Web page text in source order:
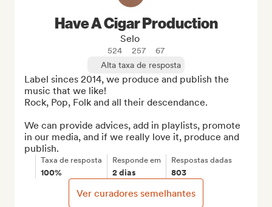
Have A Cigar Production
Selo
524 257
67
Alta taxa de resposta
Label sinces 2014, we produce and publish the
music that we like!
Rock, Pop, Folk and all their descendance.
We can provide advices, add in playlists, promote
in our media, and if we really love it, produce and
publish.
Taxa de resposta
100%
Responde em
2 dias
Respostas dadas
803
Ver curadores semelhantes